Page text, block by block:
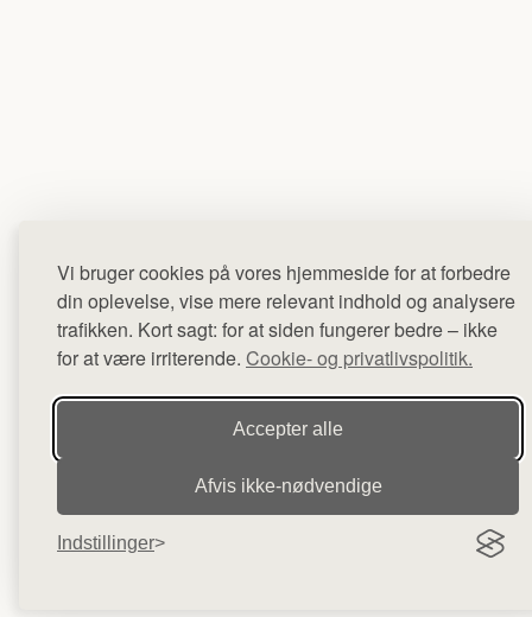
Vi bruger cookies på vores hjemmeside for at forbedre
din oplevelse, vise mere relevant indhold og analysere
trafikken. Kort sagt: for at siden fungerer bedre – ikke
for at være irriterende. Cookie- og privatlivspolitik.
Accepter alle
Afvis ikke‑nødvendige
Indstillinger